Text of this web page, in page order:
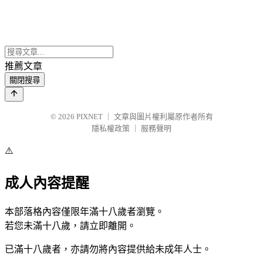
推薦文章
關閉搜尋
© 2026 PIXNET
文章與圖片權利屬原作者所有
隱私權政策
服務聲明
⚠️
成人內容提醒
本部落格內容僅限年滿十八歲者瀏覽。
若您未滿十八歲，請立即離開。
已滿十八歲者，亦請勿將內容提供給未成年人士。